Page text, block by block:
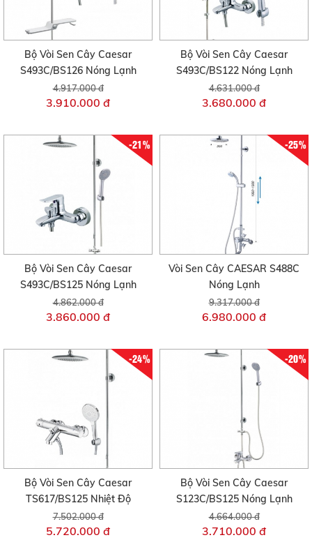
Bộ Vòi Sen Cây Caesar
S493C/BS126 Nóng Lạnh
4.917.000 đ
3.910.000 đ
Bộ Vòi Sen Cây Caesar
S493C/BS122 Nóng Lạnh
4.631.000 đ
3.680.000 đ
-21%
Bộ Vòi Sen Cây Caesar
S493C/BS125 Nóng Lạnh
4.862.000 đ
3.860.000 đ
-25%
Vòi Sen Cây CAESAR S488C
Nóng Lạnh
9.317.000 đ
6.980.000 đ
-24%
Bộ Vòi Sen Cây Caesar
TS617/BS125 Nhiệt Độ
7.502.000 đ
5.720.000 đ
-20%
Bộ Vòi Sen Cây Caesar
S123C/BS125 Nóng Lạnh
4.664.000 đ
3.710.000 đ